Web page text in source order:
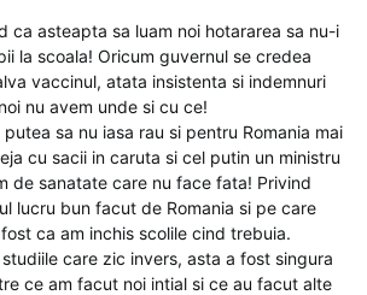
ca asteapta sa luam noi hotararea sa nu-i
la scoala! Oricum guvernul se credea
vaccinul, atata insistenta si indemnuri
nu avem unde si cu ce!
putea sa nu iasa rau si pentru Romania mai
cu sacii in caruta si cel putin un ministru
de sanatate care nu face fata! Privind
lucru bun facut de Romania si pe care
ca am inchis scolile cind trebuia.
care zic invers, asta a fost singura
ce am facut noi intial si ce au facut alte